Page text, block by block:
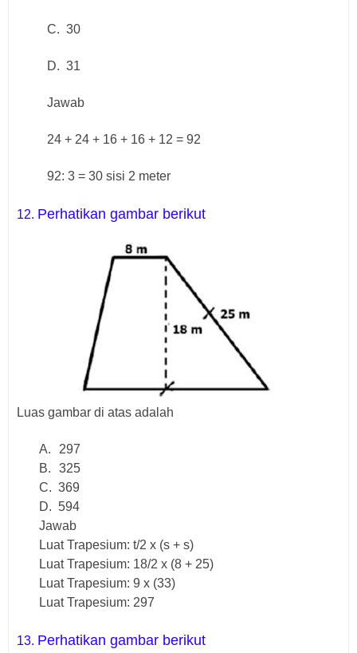
C. 30
D. 31
Jawab
24 + 24 + 16 + 16 + 12 = 92
92: 3 = 30 sisi 2 meter
12. Perhatikan gambar berikut
Luas gambar di atas adalah
A.
297
B.
325
C. 369
D. 594
Jawab
Luat Trapesium: t/2 x (s + s)
Luat Trapesium: 18/2 x (8 + 25)
Luat Trapesium: 9 x (33)
Luat Trapesium: 297
13. Perhatikan gambar berikut